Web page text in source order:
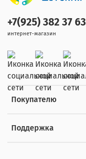
Покупателю
Поддержка
+7(925) 382 37 63
интернет-магазин